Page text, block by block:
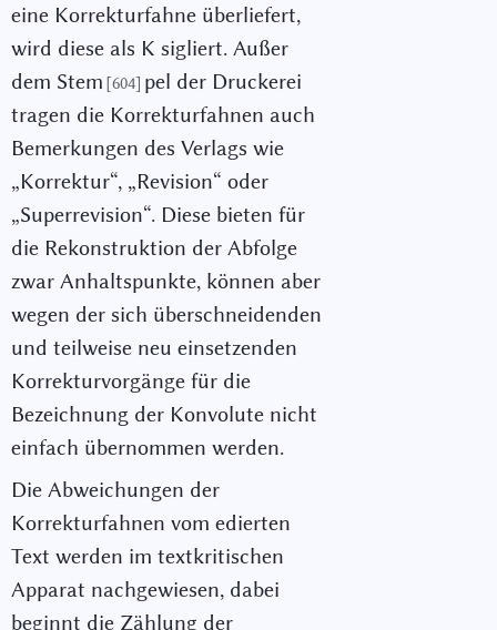
eine Korrekturfahne überliefert,
wird diese als K sigliert. Außer
dem Stem [604] pel der Druckerei
tragen die Korrekturfahnen auch
Bemerkungen des Verlags wie
„Korrektur“, „Revision“ oder
„Superrevision“. Diese bieten für
die Rekonstruktion der Abfolge
zwar Anhaltspunkte, können aber
wegen der sich überschneidenden
und teilweise neu einsetzenden
Korrekturvorgänge für die
Bezeichnung der Konvolute nicht
einfach übernommen werden.
Die Abweichungen der
Korrekturfahnen vom edierten
Text werden im textkritischen
Apparat nachgewiesen, dabei
beginnt die Zählung der